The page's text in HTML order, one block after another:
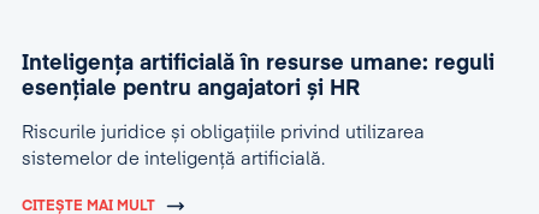
Inteligența artificială în resurse umane: reguli
esențiale pentru angajatori și HR
Riscurile juridice și obligațiile privind utilizarea
sistemelor de inteligență artificială.
CITEȘTE MAI MULT